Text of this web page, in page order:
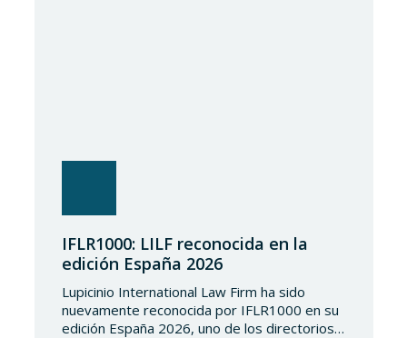
IFLR1000: LILF reconocida en la
edición España 2026
Lupicinio International Law Firm ha sido
nuevamente reconocida por IFLR1000 en su
edición España 2026, uno de los directorios